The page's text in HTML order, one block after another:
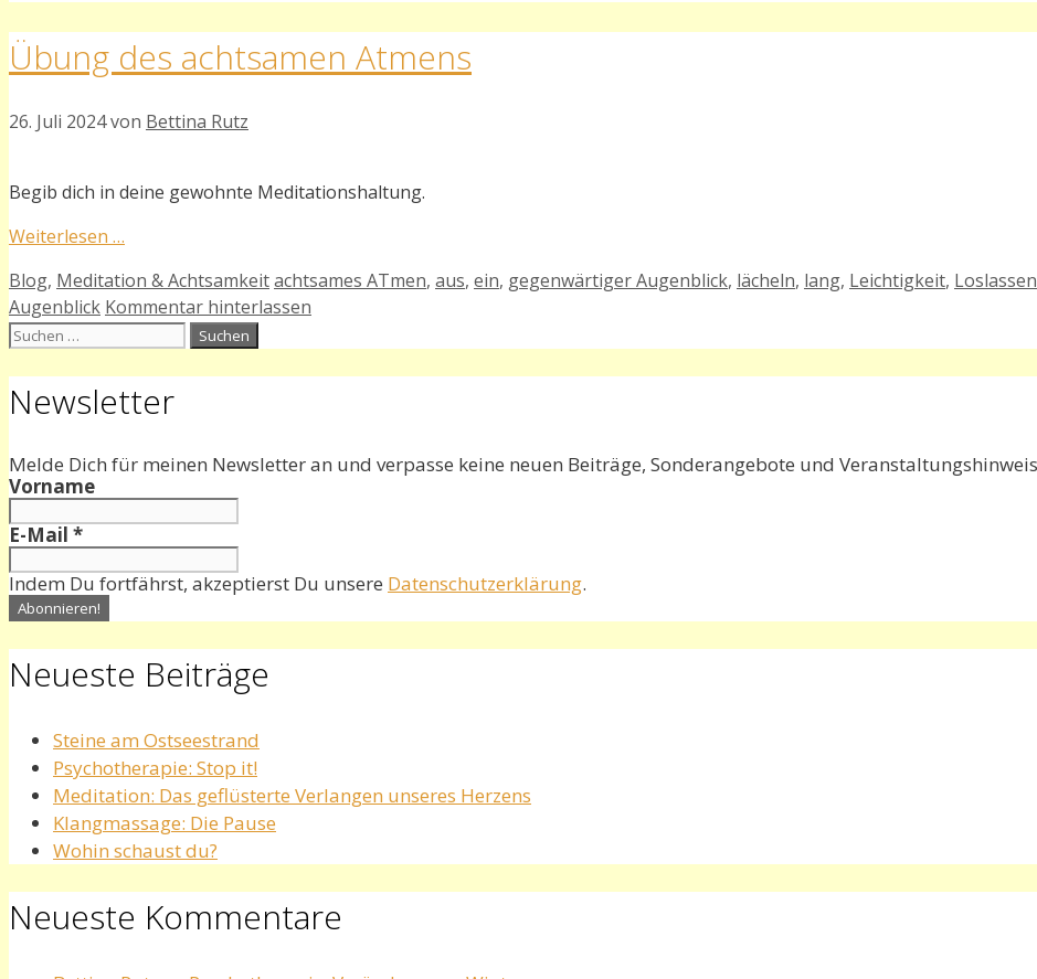
Übung des achtsamen Atmens
26. Juli 2024von Bettina Rutz
Begib dich in deine gewohnte Meditationshaltung.
Weiterlesen …
Kategorien
Blog, Meditation & AchtsamkeitSchlagwörter
achtsames ATmen, aus, ein, gegenwärtiger Augenblick, lächeln, lang, Leichtigkeit, Loslassen
Augenblick Kommentar hinterlassen
Suchen
Newsletter
Melde Dich für meinen Newsletter an und verpasse keine neuen Beiträge, Sonderangebote und
Vorname
E-Mail *
Indem Du fortfährst, akzeptierst Du unsere Datenschutzerklärung.
Neueste Beiträge
Steine am Ostseestrand
Psychotherapie: Stop it!
Meditation: Das geflüsterte Verlangen unseres Herzens
Klangmassage: Die Pause
Wohin schaust du?
Neueste Kommentare